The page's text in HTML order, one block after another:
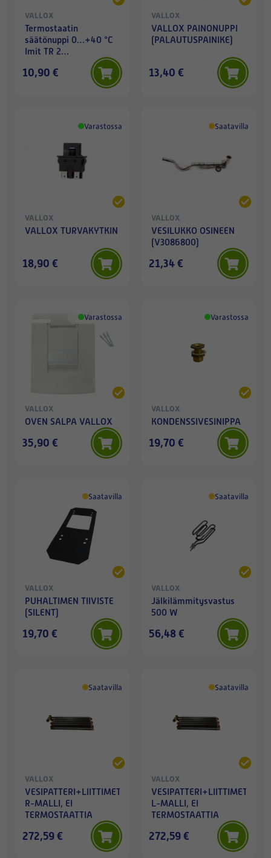
VALLOX
Termostaatin
säätönuppi 0…+40 °C
Imit TR 2
10,90 €
VALLOX
VALLOX PAINONUPPI
(PALAUTUSPAINIKE)
13,40 €
Varastossa
VALLOX
VALLOX TURVAKYTKIN
18,90 €
Saatavilla
VALLOX
VESILUKKO OSINEEN
(V3086800)
21,34 €
Varastossa
VALLOX
OVEN SALPA VALLOX
35,90 €
Varastossa
VALLOX
KONDENSSIVESINIPPA
19,70 €
Saatavilla
VALLOX
PUHALTIMEN TIIVISTE
(SILENT)
19,70 €
Saatavilla
VALLOX
Jälkilämmitysvastus
500 W
56,48 €
Saatavilla
VALLOX
VESIPATTERI+LIITTIMET,
R-MALLI, EI
TERMOSTAATTIA
272,59 €
Saatavilla
VALLOX
VESIPATTERI+LIITTIMET,
L-MALLI, EI
TERMOSTAATTIA
272,59 €